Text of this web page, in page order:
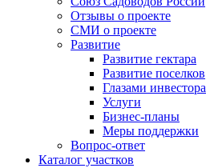
Отзывы о проекте
СМИ о проекте
Развитие
Развитие гектара
Развитие поселков
Глазами инвестора
Услуги
Бизнес-планы
Меры поддержки
Вопрос-ответ
Каталог участков